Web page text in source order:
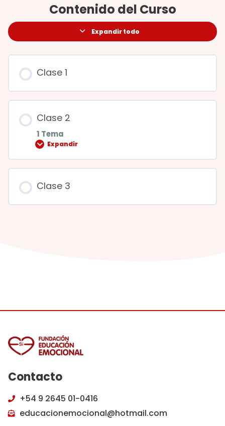
Contenido del Curso
Expandir todo
Clase 1
Clase 2
1 Tema
Expandir
Clase 3
Contacto
+54 9 2645 01-0416
educacionemocional@hotmail.com